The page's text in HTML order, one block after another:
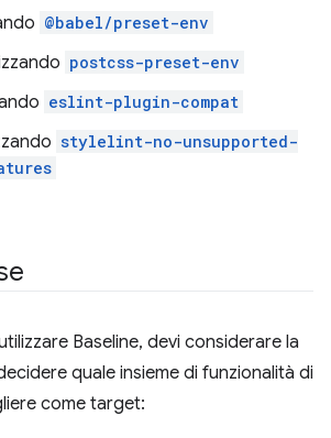
@babel/preset-env
postcss-preset-env
eslint-plugin-compat
stylelint-no-unsupported-
Baseline, devi considerare la
quale insieme di funzionalità di
come target: